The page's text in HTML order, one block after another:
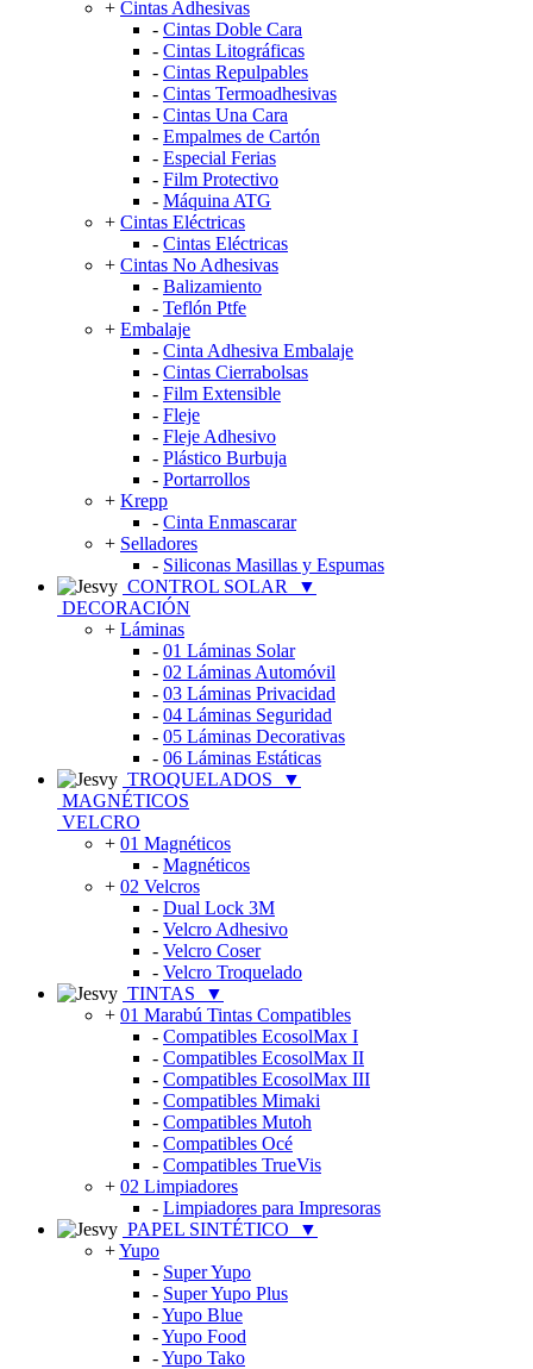
+ Cintas Adhesivas
- Cintas Doble Cara
- Cintas Litográficas
- Cintas Repulpables
- Cintas Termoadhesivas
- Cintas Una Cara
- Empalmes de Cartón
- Especial Ferias
- Film Protectivo
- Máquina ATG
+ Cintas Eléctricas
- Cintas Eléctricas
+ Cintas No Adhesivas
- Balizamiento
- Teflón Ptfe
+ Embalaje
- Cinta Adhesiva Embalaje
- Cintas Cierrabolsas
- Film Extensible
- Fleje
- Fleje Adhesivo
- Plástico Burbuja
- Portarrollos
+ Krepp
- Cinta Enmascarar
+ Selladores
- Siliconas Masillas y Espumas
CONTROL SOLAR
▼
DECORACIÓN
+ Láminas
- 01 Láminas Solar
- 02 Láminas Automóvil
- 03 Láminas Privacidad
- 04 Láminas Seguridad
- 05 Láminas Decorativas
- 06 Láminas Estáticas
TROQUELADOS
▼
MAGNÉTICOS
VELCRO
+ 01 Magnéticos
- Magnéticos
+ 02 Velcros
- Dual Lock 3M
- Velcro Adhesivo
- Velcro Coser
- Velcro Troquelado
TINTAS
▼
+ 01 Marabú Tintas Compatibles
- Compatibles EcosolMax I
- Compatibles EcosolMax II
- Compatibles EcosolMax III
- Compatibles Mimaki
- Compatibles Mutoh
- Compatibles Océ
- Compatibles TrueVis
+ 02 Limpiadores
- Limpiadores para Impresoras
PAPEL SINTÉTICO
▼
+Yupo
- Super Yupo
- Super Yupo Plus
-Yupo Blue
-Yupo Food
-Yupo Tako